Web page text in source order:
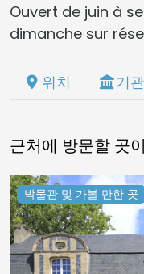
Ouvert de juin à
dimanche sur
위치 기관
근처에 방문할 곳
박물관 및 가볼 만한 곳